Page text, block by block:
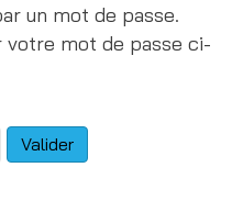
un mot de passe.
votre mot de passe ci-